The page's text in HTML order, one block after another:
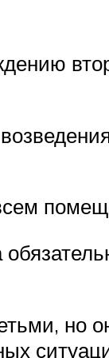
но